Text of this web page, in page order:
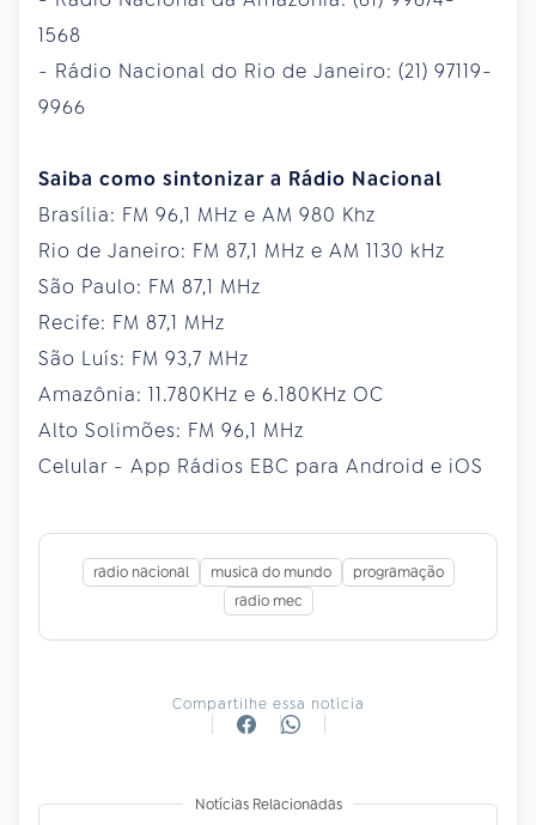
1568
- Rádio Nacional do Rio de Janeiro: (21) 97119-
9966
Saiba como sintonizar a Rádio Nacional
Brasília: FM 96,1 MHz e AM 980 Khz
Rio de Janeiro: FM 87,1 MHz e AM 1130 kHz
São Paulo: FM 87,1 MHz
Recife: FM 87,1 MHz
São Luís: FM 93,7 MHz
Amazônia: 11.780KHz e 6.180KHz OC
Alto Solimões: FM 96,1 MHz
Celular - App Rádios EBC para Android e iOS
radio nacional musica do mundo
programação
radio mec
Compartilhe essa notícia
Notícias Relacionadas